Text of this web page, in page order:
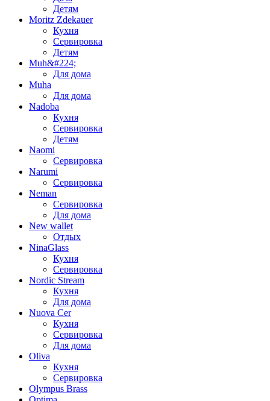
Детям
Moritz Zdekauer
Кухня
Сервировка
Детям
Muh&#224;
Для дома
Muha
Для дома
Nadoba
Кухня
Сервировка
Детям
Naomi
Сервировка
Narumi
Сервировка
Neman
Сервировка
Для дома
New wallet
Отдых
NinaGlass
Кухня
Сервировка
Nordic Stream
Кухня
Для дома
Nuova Cer
Кухня
Сервировка
Для дома
Oliva
Кухня
Сервировка
Olympus Brass